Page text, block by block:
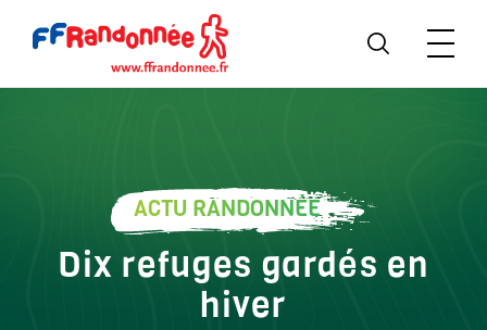
ACTU RANDONNÉE
Dix refuges gardés en
hiver